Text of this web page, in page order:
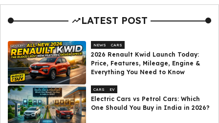
LATEST POST
NEWS CARS
2026 Renault Kwid Launch Today:
Price, Features, Mileage, Engine &
Everything You Need to Know
CARS EV
Electric Cars vs Petrol Cars: Which
One Should You Buy in India in 2026?